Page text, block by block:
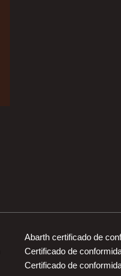
Abarth certificado de
Certificado de
Certificado de